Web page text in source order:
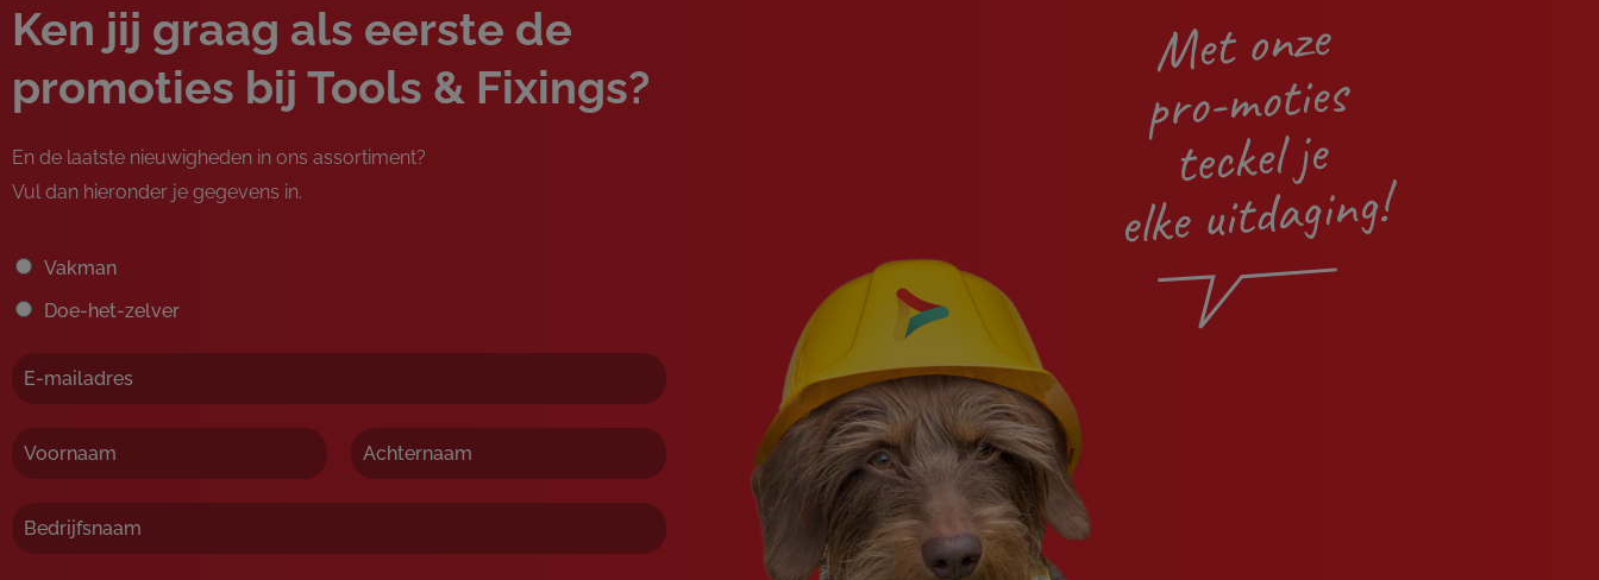
Ken jij graag als eerste de
promoties bij Tools & Fixings?
En de laatste nieuwigheden in ons assortiment?
Vul dan hieronder je gegevens in.
Vakman
Doe-het-zelver
c